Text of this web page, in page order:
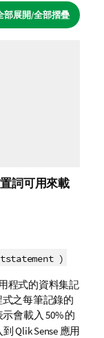
部展開/全部摺疊
詞可用來載
)
程式的資料集記
之每筆記錄的
會載入 50% 的
到Qlik Sense應用